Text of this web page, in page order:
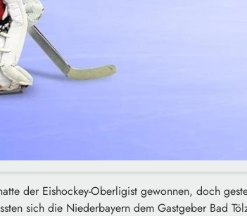
der Eishockey-Oberligist gewonnen, doch
sich die Niederbayern dem Gastgeber Bad